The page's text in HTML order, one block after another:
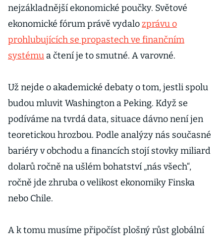
nejzákladnější ekonomické poučky. Světové
ekonomické fórum právě vydalozprávu o
prohlubujících se propastech ve finančním
systému a čtení je to smutné. A varovné.
Už nejde o akademické debaty o tom, jestli spolu
budou mluvit Washington a Peking. Když se
podíváme na tvrdá data, situace dávno není jen
teoretickou hrozbou. Podle analýzy nás současné
bariéry v obchodu a financích stojí stovky miliard
dolarů ročně na ušlém bohatství „nás všech“,
ročně jde zhruba o velikost ekonomiky Finska
nebo Chile.
A k tomu musíme připočíst plošný růst globální